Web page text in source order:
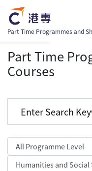
Part Time Programmes and
Part Time
Courses